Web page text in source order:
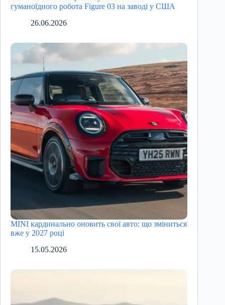
гуманоїдного робота Figure 03 на заводі у США
26.06.2026
MINI кардинально оновить свої авто: що зміниться
вже у 2027 році
15.05.2026